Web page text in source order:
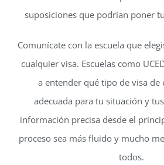
suposiciones que podrían poner
Comunícate con la escuela que
cualquier visa. Escuelas como
a entender qué tipo de visa de
adecuada para tu situación y
información precisa desde el
proceso sea más fluido y mucho
todos.